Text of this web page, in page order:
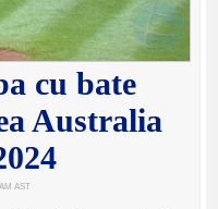
cu bate
Australia
AST